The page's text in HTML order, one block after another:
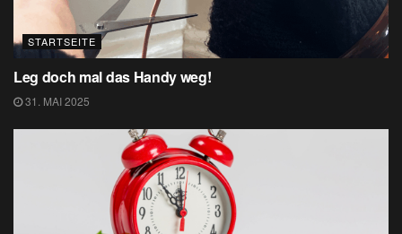
STARTSEITE
Leg doch mal das Handy weg!
31. MAI 2025